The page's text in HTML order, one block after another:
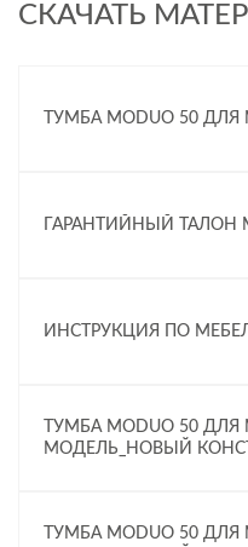
СКАЧАТЬ
ТУМБА MODUO 50 ДЛЯ
ГАРАНТИЙНЫЙ ТАЛОН
ИНСТРУКЦИЯ ПО
ТУМБА MODUO 50 ДЛЯ
МОДЕЛЬ_НОВЫЙ
ТУМБА MODUO 50 ДЛЯ